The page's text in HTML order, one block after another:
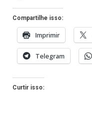
Compartilhe isso:
Imprimir
Telegram
Curtir isso: